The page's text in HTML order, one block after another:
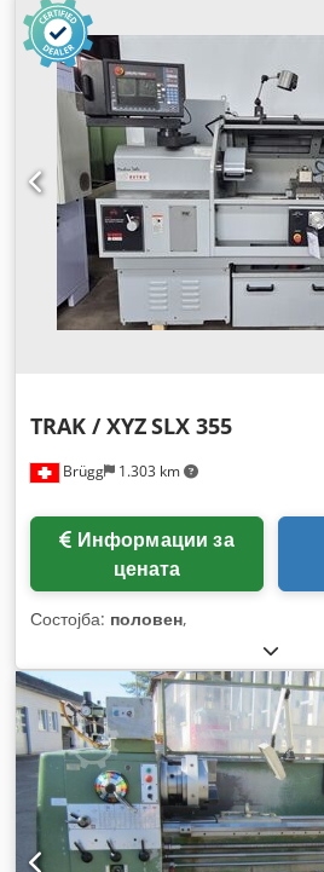
Brügg 1.303 km
TRAK / XYZSLX 355
цената
Состојба: половен,